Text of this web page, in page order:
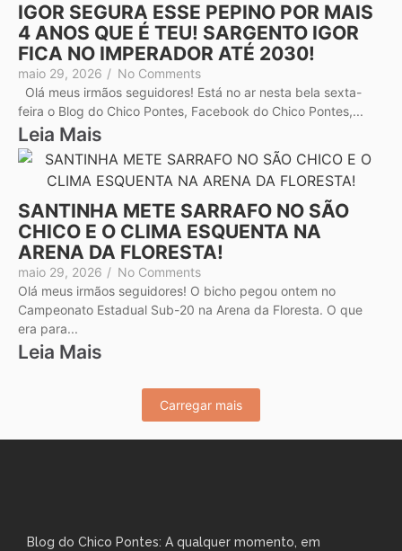
IGOR SEGURA ESSE PEPINO POR MAIS
4 ANOS QUE É TEU! SARGENTO IGOR
FICA NO IMPERADOR ATÉ 2030!
maio 29, 2026 / No Comments
Olá meus irmãos seguidores! Está no ar nesta bela sexta-
feira o Blog do Chico Pontes, Facebook do Chico Pontes,...
Leia Mais
SANTINHA METE SARRAFO NO SÃO
CHICO E O CLIMA ESQUENTA NA
ARENA DA FLORESTA!
maio 29, 2026 / No Comments
Olá meus irmãos seguidores! O bicho pegou ontem no
Campeonato Estadual Sub-20 na Arena da Floresta. O que
era para...
Leia Mais
Carregar mais
Blog do Chico Pontes: A qualquer momento, em